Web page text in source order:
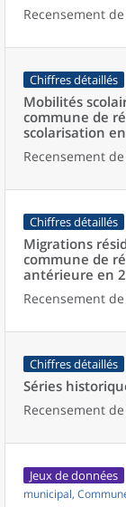
Recensement
Chiffres détaillés
Mobilités
commune de
scolarisation
Recensement
Chiffres détaillés
Migrations
commune de
antérieure en
Recensement
Chiffres détaillés
Séries
Recensement
Jeux de données
municipal,